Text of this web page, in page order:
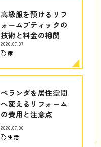
高級服を預けるリフ
ォームブティックの
技術と料金の相関
2026.07.07
家
ベランダを居住空間
へ変えるリフォーム
の費用と注意点
2026.07.06
生活